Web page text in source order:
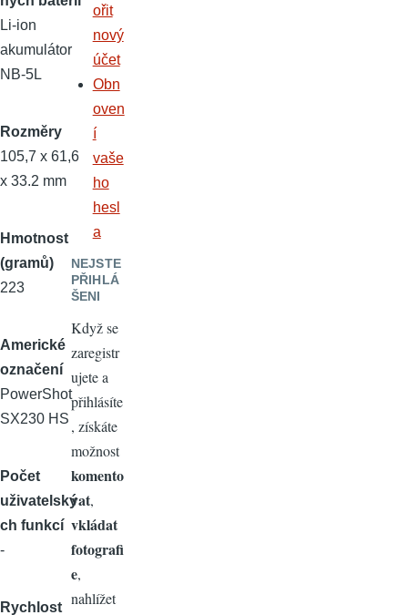
Li-ion
akumulátor
NB-5L
Rozměry
105,7 x 61,6
x 33.2 mm
Hmotnost
(gramů)
223
Americké
označení
PowerShot
SX230 HS
Počet
uživatelský
ch funkcí
-
Rychlost
ořit
nový
účet
Obn
oven
í
vaše
ho
hesl
a
NEJSTE
PŘIHLÁ
ŠENI
Když se
zaregistr
ujete a
přihlásíte
, získáte
možnost
komento
vat,
vkládat
fotografi
e,
nahlížet